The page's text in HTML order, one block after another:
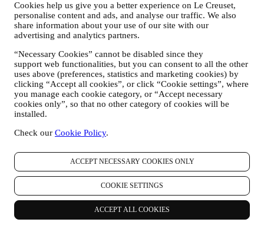
Cookies help us give you a better experience on Le Creuset,
personalise content and ads, and analyse our traffic. We also
share information about your use of our site with our
advertising and analytics partners.
“Necessary Cookies” cannot be disabled since they
support web functionalities, but you can consent to all the other
uses above (preferences, statistics and marketing cookies) by
clicking “Accept all cookies”, or click “Cookie settings”, where
you manage each cookie category, or “Accept necessary
cookies only”, so that no other category of cookies will be
installed.
Check our Cookie Policy.
ACCEPT NECESSARY COOKIES ONLY
COOKIE SETTINGS
ACCEPT ALL COOKIES
con usted y que nos permita identificarlo, ya sea directamente o en
combinación con otra información.
Niños: Este sitio web no está destinado a niños y no recopilamos a
sabiendas datos relacionados con niños.
Podemos recopilar datos personales de usted cuando utiliza nuestro
sitio web (el "Sitio web"), registrar una cuenta de Le Creuset,
comprar un producto Le Creuset en el sitio Web o en nuestras
tiendas Le Creuset (Boutiques Signature y Tiendas Outlet), o
suscribirse a nuestras comunicaciones de marketing. Los datos
personales pueden referirse a:
nacimiento y otros datos de contacto (dirección, número de
cuenta de Le Creuset o comprar como usuario invitado, o para
suscribirse a nuestras comunicaciones de marketing
comunicaciones en la web o en la tienda.
sus datos de compra, por ejemplo, fecha y hora de compra,
datos de entrega, datos de productos y pagos y detalles, para
la gestión de sus pedidos.
datos sobre su historial de navegación en línea (por ejemplo,